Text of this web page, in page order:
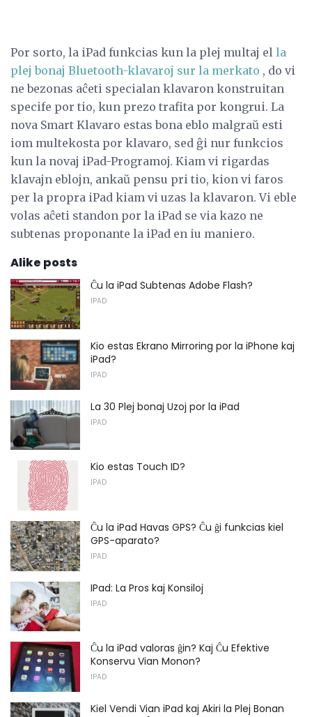
Por sorto, la iPad funkcias kun la plej multaj el la
plej bonaj Bluetooth-klavaroj sur la merkato , do vi
ne bezonas aĉeti specialan klavaron konstruitan
specife por tio, kun prezo trafita por kongrui. La
nova Smart Klavaro estas bona eblo malgraŭ esti
iom multekosta por klavaro, sed ĝi nur funkcios
kun la novaj iPad-Programoj. Kiam vi rigardas
klavajn eblojn, ankaŭ pensu pri tio, kion vi faros
per la propra iPad kiam vi uzas la klavaron. Vi eble
volas aĉeti standon por la iPad se via kazo ne
subtenas proponante la iPad en iu maniero.
Alike posts
Ĉu la iPad Subtenas Adobe Flash?
IPAD
Kio estas Ekrano Mirroring por la iPhone kaj
iPad?
IPAD
La 30 Plej bonaj Uzoj por la iPad
IPAD
Kio estas Touch ID?
IPAD
Ĉu la iPad Havas GPS? Ĉu ĝi funkcias kiel
GPS-aparato?
IPAD
IPad: La Pros kaj Konsiloj
IPAD
Ĉu la iPad valoras ĝin? Kaj Ĉu Efektive
Konservu Vian Monon?
IPAD
Kiel Vendi Vian iPad kaj Akiri la Plej Bonan